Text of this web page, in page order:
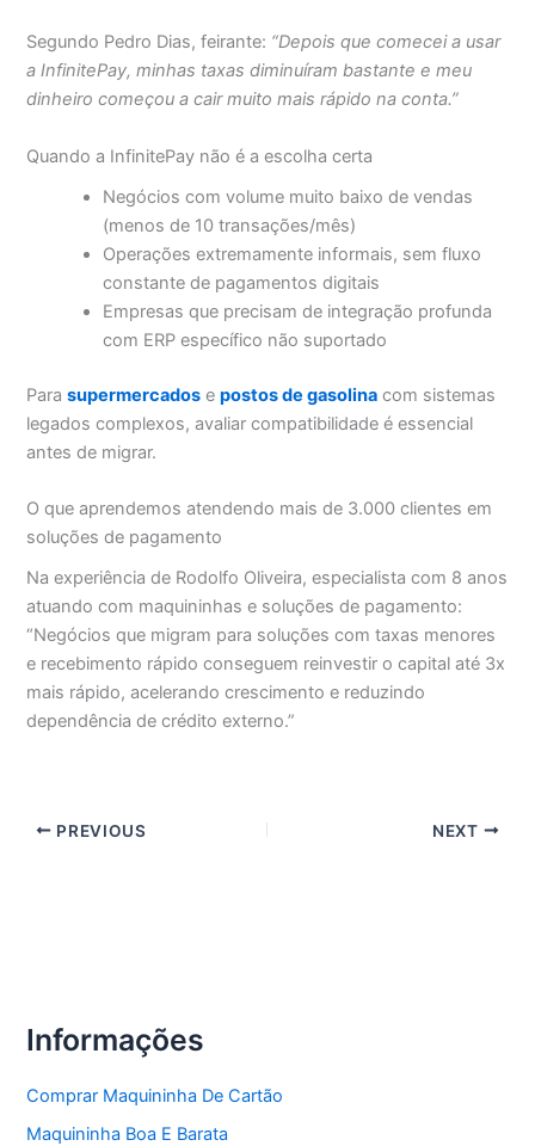
Segundo Pedro Dias, feirante: “Depois que comecei a usar
a InfinitePay, minhas taxas diminuíram bastante e meu
dinheiro começou a cair muito mais rápido na conta.”
Quando a InfinitePay não é a escolha certa
Negócios com volume muito baixo de vendas
(menos de 10 transações/mês)
Operações extremamente informais, sem fluxo
constante de pagamentos digitais
Empresas que precisam de integração profunda
com ERP específico não suportado
Parasupermercados epostos de gasolina com sistemas
legados complexos, avaliar compatibilidade é essencial
antes de migrar.
O que aprendemos atendendo mais de 3.000 clientes em
soluções de pagamento
Na experiência de Rodolfo Oliveira, especialista com 8 anos
atuando com maquininhas e soluções de pagamento:
“Negócios que migram para soluções com taxas menores
e recebimento rápido conseguem reinvestir o capital até 3x
mais rápido, acelerando crescimento e reduzindo
dependência de crédito externo.”
PREVIOUS NEXT
Informações
Comprar Maquininha De Cartão
Maquininha Boa E Barata